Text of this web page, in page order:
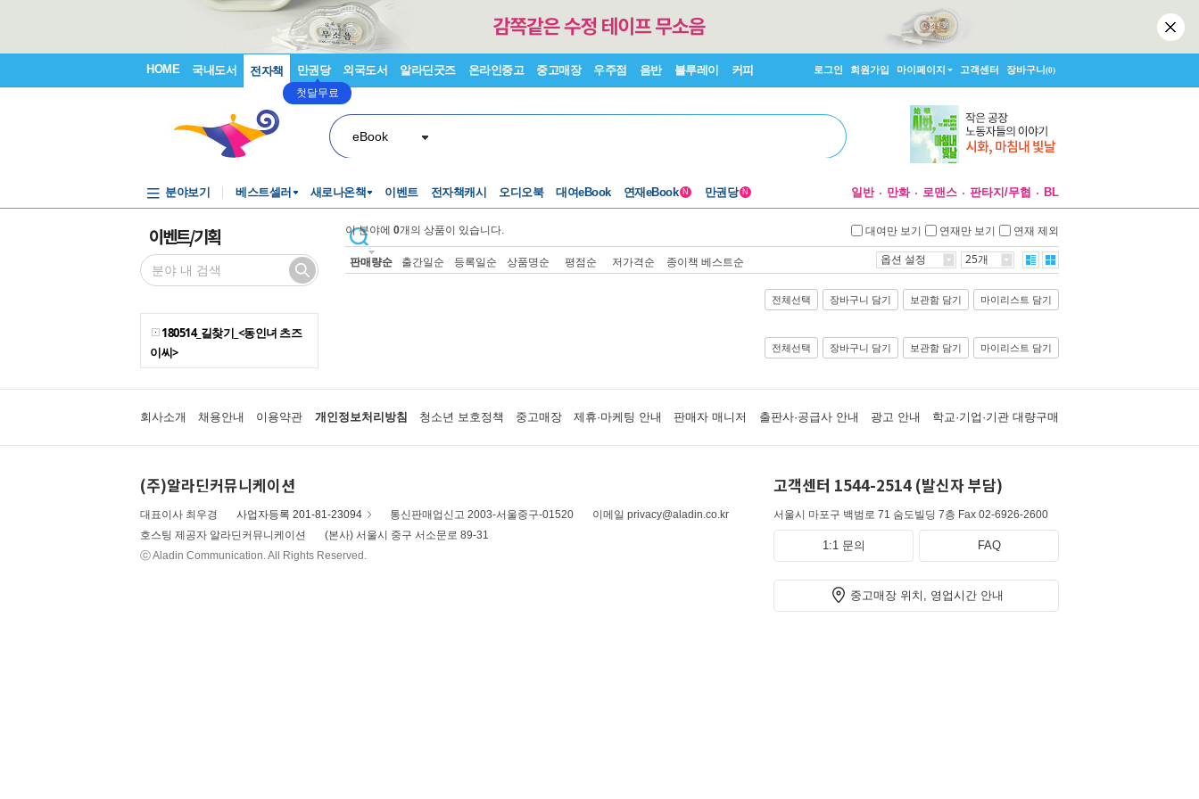
HOME 국내도서 전자책 만권당
첫달무료
외국도서 알라딘굿즈 온라인중고 중고매장 우주점 음반 블루레이 커피 로그인 회원가입 마이페이지 고객센터 장바구니(0)
eBook
분야보기 베스트셀러 새로나온책 이벤트 전자책캐시 오디오북 대여eBook 연재eBook N 만권당 N 일반 만화 로맨스 판타지/무협 BL
이벤트/기획
180514_길찾기_<동인녀 츠즈
이씨>
이 분야에 0개의 상품이 있습니다. 대여만 보기 연재만 보기 연재 제외
판매량순 출간일순 등록일순 상품명순 평점순 저가격순 종이책 베스트순 옵션 설정 25개
전체선택 장바구니 담기 보관함 담기 마이리스트 담기
전체선택 장바구니 담기 보관함 담기 마이리스트 담기
회사소개 채용안내 이용약관 개인정보처리방침 청소년 보호정책 중고매장 제휴·마케팅 안내 판매자 매니저 출판사·공급사 안내 광고 안내 학교·기업·기관 대량구매
(주)알라딘커뮤니케이션
대표이사 최우경 사업자등록 201-81-23094 통신판매업신고 2003-서울중구-01520
이메일 privacy@aladin.co.kr
호스팅 제공자 알라딘커뮤니케이션
(본사) 서울시 중구 서소문로 89-31
ⓒ Aladin Communication. All Rights Reserved.
고객센터 1544-2514 (발신자 부담)
서울시 마포구 백범로 71 숨도빌딩 7층 Fax 02-6926-2600
1:1 문의 FAQ
중고매장 위치, 영업시간 안내